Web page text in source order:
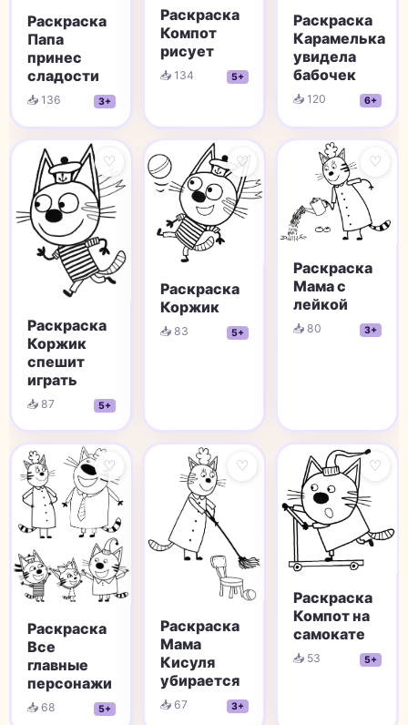
Раскраска
Папа
принес
сладости
📥 136 3+
Раскраска
Компот
рисует
📥 134 5+
Раскраска
Карамелька
увидела
бабочек
📥 120 6+
♡
Раскраска
Коржик
спешит
играть
📥 87 5+
♡
Раскраска
Коржик
📥 83 5+
♡
Раскраска
Мама с
лейкой
📥 80 3+
♡
Раскраска
Все
главные
персонажи
📥 68 5+
♡
Раскраска
Мама
Кисуля
убирается
📥 67 3+
♡
Раскраска
Компот на
самокате
📥 53 5+